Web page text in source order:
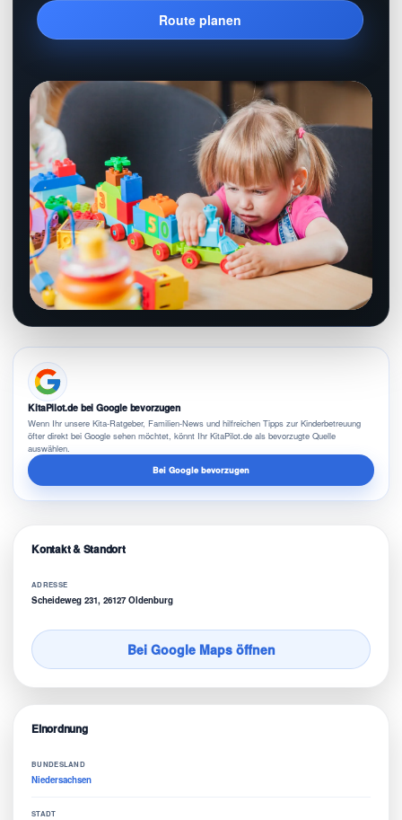
Route planen
KitaPilot.de bei Google bevorzugen
Wenn Ihr unsere Kita-Ratgeber, Familien-News und hilfreichen Tipps zur Kinderbetreuung
öfter direkt bei Google sehen möchtet, könnt Ihr KitaPilot.de als bevorzugte Quelle
auswählen.
Bei Google bevorzugen
Kontakt & Standort
ADRESSE
Scheideweg 231, 26127 Oldenburg
Bei Google Maps öffnen
Einordnung
BUNDESLAND
Niedersachsen
STADT